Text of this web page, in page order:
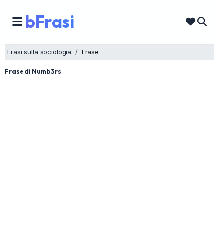
bFrasi
Frasi sulla sociologia Frase
Frase di Numb3rs